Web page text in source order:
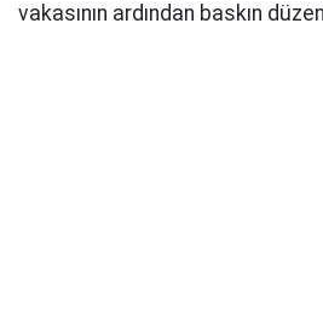
vakasının ardından baskın